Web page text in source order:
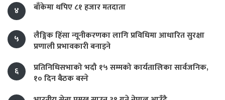
४ बाँकेमा थपिए ८१ हजार मतदाता
५
लैङ्गिक हिंसा न्यूनीकरणका लागि प्रविधिमा आधारित सुरक्षा
प्रणाली प्रभावकारी बनाइने
६
प्रतिनिधिसभाको भदौ १५ सम्मको कार्यतालिका सार्वजनिक,
१० दिन बैठक बस्ने